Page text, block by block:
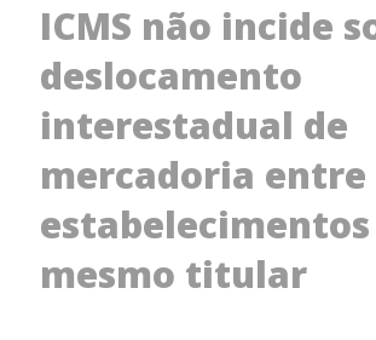
ICMS não incide
deslocamento
interestadual de
mercadoria entre
mesmo titular